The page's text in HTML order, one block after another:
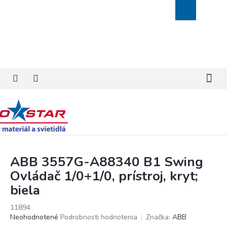
košík
ABB 3557G-A88340 B1 Swing
Ovládač 1/0+1/0, prístroj, kryt;
biela
11894
Priemerné
Neohodnotené Podrobnosti hodnotenia Značka: ABB